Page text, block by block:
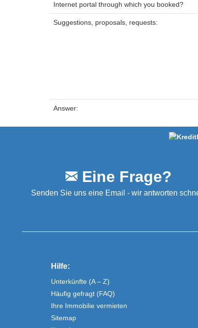
Internet portal through which you booked?
Suggestions, proposals, requests:
Answer:
Eine Frage?
Senden Sie uns eine Email - wir antworten
Hilfe:
Unterkünfte (A – Z)
Häufig gefragt (FAQ)
Ihre Immobilie vermieten
Sitemap